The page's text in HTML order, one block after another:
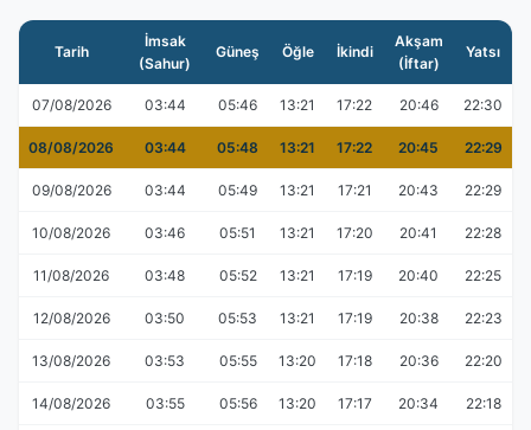
Tarih
İmsak
(Sahur)
Güneş Öğle İkindi
Akşam
(İftar)
Yatsı
07/08/2026 03:44 05:46 13:21 17:22 20:46 22:30
08/08/2026 03:44 05:48 13:21 17:22 20:45 22:29
09/08/2026 03:44 05:49 13:21 17:21 20:43 22:29
10/08/2026 03:46 05:51 13:21 17:20 20:41 22:28
11/08/2026 03:48 05:52 13:21 17:19 20:40 22:25
12/08/2026 03:50 05:53 13:21 17:19 20:38 22:23
13/08/2026 03:53 05:55 13:20 17:18 20:36 22:20
14/08/2026 03:55 05:56 13:20 17:17 20:34 22:18